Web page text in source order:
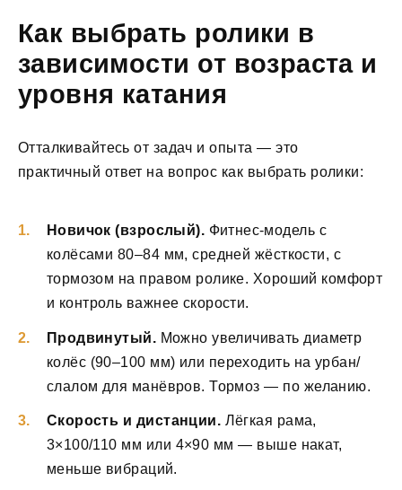
Как выбрать ролики в
зависимости от возраста и
уровня катания
Отталкивайтесь от задач и опыта — это
практичный ответ на вопрос как выбрать ролики:
Новичок (взрослый). Фитнес-модель с
колёсами 80–84 мм, средней жёсткости, с
тормозом на правом ролике. Хороший комфорт
и контроль важнее скорости.
Продвинутый. Можно увеличивать диаметр
колёс (90–100 мм) или переходить на урбан/
слалом для манёвров. Тормоз — по желанию.
Скорость и дистанции. Лёгкая рама,
3×100/110 мм или 4×90 мм — выше накат,
меньше вибраций.